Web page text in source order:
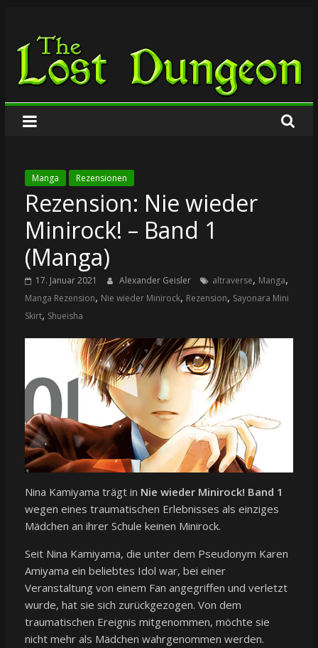
springen
The
Lost
Dungeon
Manga Rezensionen
Rezension: Nie wieder
Minirock! – Band 1
(Manga)
17. Januar 2021 Alexander Geisler altraverse, Manga,
Manga Rezension, Nie wieder Minirock, Rezension, Sayonara Mini
Skirt, Shueisha
Nina Kamiyama trägt in Nie wieder Minirock! Band 1
wegen eines traumatischen Erlebnisses als einziges
Mädchen an ihrer Schule keinen Minirock.
Seit Nina Kamiyama, die unter dem Pseudonym Karen
Amiyama ein beliebtes Idol war, bei einer
Veranstaltung von einem Fan angegriffen und verletzt
wurde, hat sie sich zurückgezogen. Von dem
traumatischen Ereignis mitgenommen, möchte sie
nicht mehr als Mädchen wahrgenommen werden.